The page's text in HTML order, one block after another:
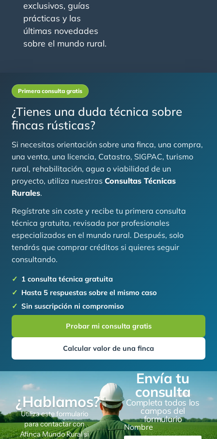
exclusivos, guías
prácticas y las
últimas novedades
sobre el mundo rural.
Primera consulta gratis
¿Tienes una duda técnica sobre
fincas rústicas?
Si necesitas orientación sobre una finca, una compra,
una venta, una licencia, Catastro, SIGPAC, turismo
rural, rehabilitación, agua o viabilidad de un
proyecto, utiliza nuestras Consultas Técnicas
Rurales.
Regístrate sin coste y recibe tu primera consulta
técnica gratuita, revisada por profesionales
especializados en el mundo rural. Después, solo
tendrás que comprar créditos si quieres seguir
consultando.
1 consulta técnica gratuita
Hasta 5 respuestas sobre el mismo caso
Sin suscripción ni compromiso
Probar mi consulta gratis
Calcular valor de una finca
¿Hablamos?
Utiliza este formulario
para contactar con
Afinca Mundo Rural si
Envía tu
consulta
Completa todos los
campos del
formulario
Nombre